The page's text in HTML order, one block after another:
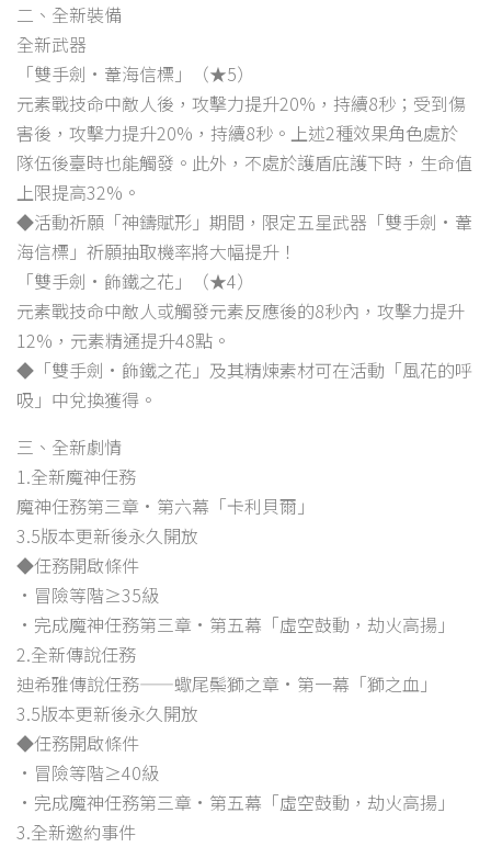
二、全新裝備
全新武器
「雙手劍·葦海信標」（★5）
元素戰技命中敵人後，攻擊力提升20%，持續8秒；受到傷
害後，攻擊力提升20%，持續8秒。上述2種效果角色處於
隊伍後臺時也能觸發。此外，不處於護盾庇護下時，生命值
上限提高32%。
◆活動祈願「神鑄賦形」期間，限定五星武器「雙手劍·葦
海信標」祈願抽取機率將大幅提升！
「雙手劍·飾鐵之花」（★4）
元素戰技命中敵人或觸發元素反應後的8秒內，攻擊力提升
12%，元素精通提升48點。
◆「雙手劍·飾鐵之花」及其精煉素材可在活動「風花的呼
吸」中兌換獲得。
三、全新劇情
1.全新魔神任務
魔神任務第三章·第六幕「卡利貝爾」
3.5版本更新後永久開放
◆任務開啟條件
•冒險等階≥35級
•完成魔神任務第三章·第五幕「虛空鼓動，劫火高揚」
2.全新傳說任務
迪希雅傳說任務——蠍尾鬃獅之章·第一幕「獅之血」
3.5版本更新後永久開放
◆任務開啟條件
•冒險等階≥40級
•完成魔神任務第三章·第五幕「虛空鼓動，劫火高揚」
3.全新邀約事件